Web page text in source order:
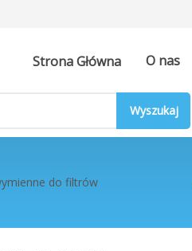
Strona Główna O nas
do filtrów